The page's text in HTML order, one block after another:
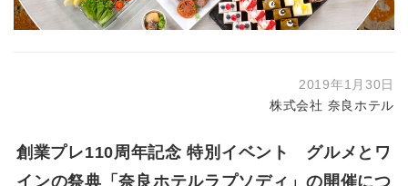
2019年1月30日
株式会社 奈良ホテル
創業プレ110周年記念 特別イベント グルメとワ
インの祭典「奈良ホテルラプソディ」の開催につ